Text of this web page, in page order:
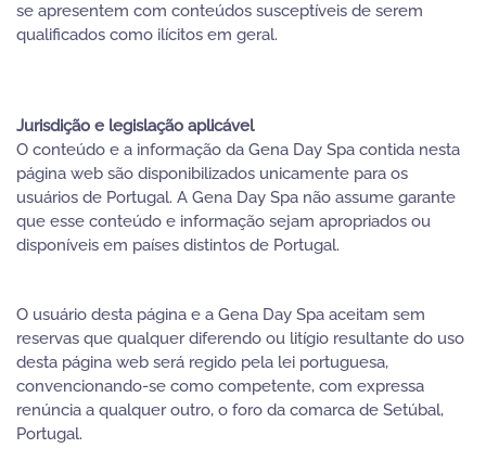
se apresentem com conteúdos susceptíveis de serem
qualificados como ilícitos em geral.
Jurisdição e legislação aplicável
O conteúdo e a informação da Gena Day Spa contida nesta
página web são disponibilizados unicamente para os
usuários de Portugal. A Gena Day Spa não assume garante
que esse conteúdo e informação sejam apropriados ou
disponíveis em países distintos de Portugal.
O usuário desta página e a Gena Day Spa aceitam sem
reservas que qualquer diferendo ou litígio resultante do uso
desta página web será regido pela lei portuguesa,
convencionando-se como competente, com expressa
renúncia a qualquer outro, o foro da comarca de Setúbal,
Portugal.